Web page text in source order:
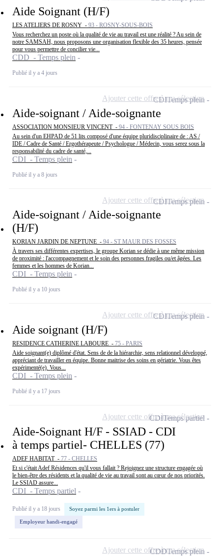
Aide Soignant (H/F)
LES ATELIERS DE ROSNY - 93 - ROSNY-SOUS-BOIS
Vous recherchez un poste où la qualité de vie au travail est une réalité ? Au sein de
notre SAMSAH, nous proposons une organisation flexible des 35 heures, pensée
pour vous permettre de concilier vie...
CDD - Temps plein
Publié il y a 4 jours
Aide-soignant / Aide-soignante
ASSOCIATION MONSIEUR VINCENT - 94 - FONTENAY SOUS BOIS
Au sein d'un EHPAD de 51 lits composé d'une équipe pluridisciplinaire de : AS /
IDE / Cadre de Santé / Ergothérapeute / Psychologue / Médecin, vous serez sous la
responsabilité du cadre de santé,...
CDI - Temps plein
Publié il y a 8 jours
CDITemps plein
Ajouter cette offre à ma sélection
Aide-soignant / Aide-soignante
(H/F)
KORIAN JARDIN DE NEPTUNE - 94 - ST MAUR DES FOSSES
À travers ses différentes expertises, le groupe Korian se dédie à une même mission
de proximité : l'accompagnement et le soin des personnes fragiles ou/et âgées. Les
femmes et les hommes de Korian...
CDI - Temps plein
Publié il y a 10 jours
CDITemps plein
Ajouter cette offre à ma sélection
Aide soignant (H/F)
RESIDENCE CATHERINE LABOURE - 75 - PARIS
Aide soignant(e) diplômé d'état. Sens de de la hiérarchie, sens relationnel développé,
appréciant de travailler en équipe. Bonne maitrise des soins en gériatrie. Vous êtes
expérimenté(e). Vous...
CDI - Temps plein
Publié il y a 17 jours
CDITemps plein
Ajouter cette offre à ma sélection
Aide-Soignant H/F - SSIAD - CDI
à temps partiel- CHELLES (77)
ADEF HABITAT - 77 - CHELLES
Et si c'était Adef Résidences qu'il vous fallait ? Rejoignez une structure engagée où
le bien-être des résidents et la qualité de vie au travail sont au cœur de nos priorités.
Le SSIAD assure...
CDI - Temps partiel
Publié il y a 18 jours Soyez parmi les 1ers à postuler
Employeur handi-engagé
CDITemps partiel
Ajouter cette offre à ma sélection
CDDTemps plein
Ajouter cette offre à ma sélection